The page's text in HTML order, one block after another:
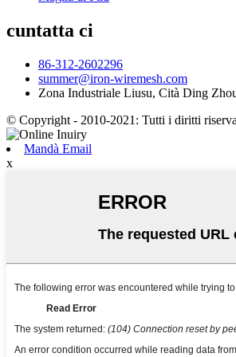
cuntatta ci
86-312-2602296
summer@iron-wiremesh.com
Zona Industriale Liusu, Cità Ding
© Copyright - 2010-2021: Tutti i diritti
Mandà Email
x